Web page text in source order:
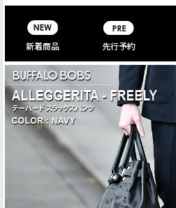
新着商品 先行予約